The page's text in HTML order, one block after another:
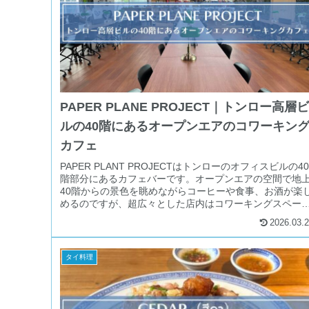
PAPER PLANE PROJECT｜トンロー高層ビ
ルの40階にあるオープンエアのコワーキング
カフェ
PAPER PLANT PROJECTはトンローのオフィスビルの40
階部分にあるカフェバーです。オープンエアの空間で地
40階からの景色を眺めながらコーヒーや食事、お酒が楽
めるのですが、超広々とした店内はコワーキングスペー
タイ料理